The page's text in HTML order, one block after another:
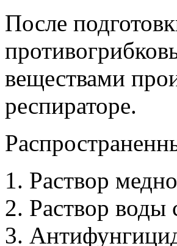
После
веществами
респираторе.
Раствор
Раствор воды